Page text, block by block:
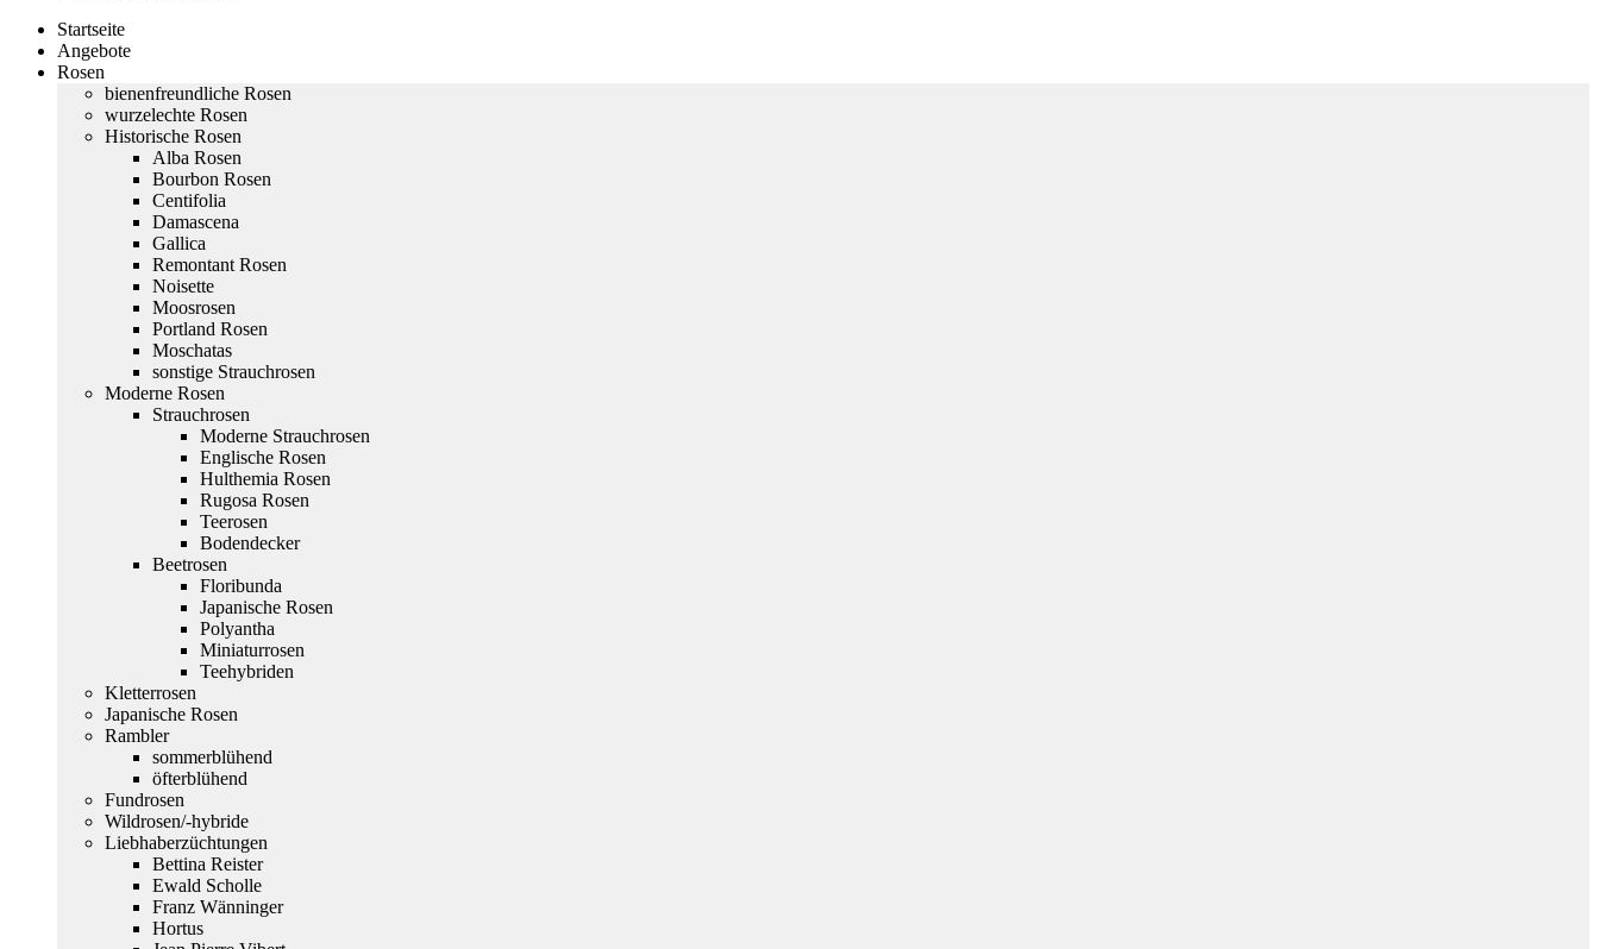
Startseite
Angebote
Rosen
bienenfreundliche Rosen
wurzelechte Rosen
Historische Rosen
Alba Rosen
Bourbon Rosen
Centifolia
Damascena
Gallica
Remontant Rosen
Noisette
Moosrosen
Portland Rosen
Moschatas
sonstige Strauchrosen
Moderne Rosen
Strauchrosen
Moderne Strauchrosen
Englische Rosen
Hulthemia Rosen
Rugosa Rosen
Teerosen
Bodendecker
Beetrosen
Floribunda
Japanische Rosen
Polyantha
Miniaturrosen
Teehybriden
Kletterrosen
Japanische Rosen
Rambler
sommerblühend
öfterblühend
Fundrosen
Wildrosen/-hybride
Liebhaberzüchtungen
Bettina Reister
Ewald Scholle
Franz Wänninger
Hortus